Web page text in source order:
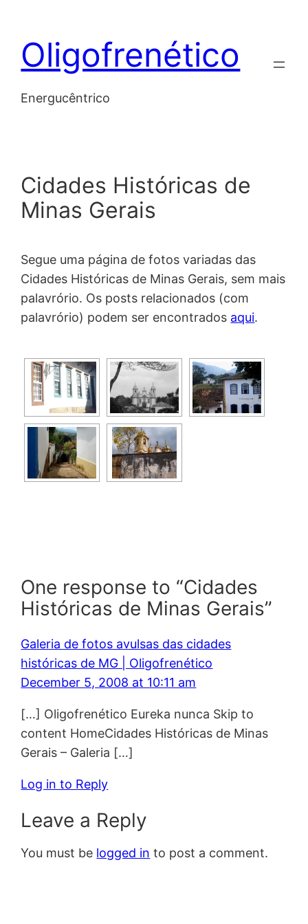
content
Oligofrenético
Energucêntrico
Cidades Históricas de
Minas Gerais
Segue uma página de fotos variadas das
Cidades Históricas de Minas Gerais, sem mais
palavrório. Os posts relacionados (com
palavrório) podem ser encontrados aqui.
One response to “Cidades
Históricas de Minas Gerais”
Galeria de fotos avulsas das cidades
históricas de MG | Oligofrenético
December 5, 2008 at 10:11 am
[…] Oligofrenético Eureka nunca Skip to
content HomeCidades Históricas de Minas
Gerais – Galeria […]
Log in to Reply
Leave a Reply
You must be logged in to post a comment.